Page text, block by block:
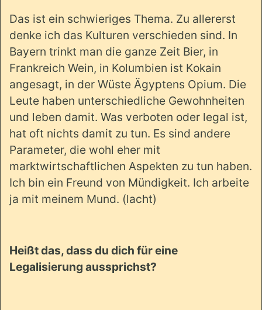
Das ist ein schwieriges Thema. Zu allererst
denke ich das Kulturen verschieden sind. In
Bayern trinkt man die ganze Zeit Bier, in
Frankreich Wein, in Kolumbien ist Kokain
angesagt, in der Wüste Ägyptens Opium. Die
Leute haben unterschiedliche Gewohnheiten
und leben damit. Was verboten oder legal ist,
hat oft nichts damit zu tun. Es sind andere
Parameter, die wohl eher mit
marktwirtschaftlichen Aspekten zu tun haben.
Ich bin ein Freund von Mündigkeit. Ich arbeite
ja mit meinem Mund. (lacht)
Heißt das, dass du dich für eine
Legalisierung aussprichst?